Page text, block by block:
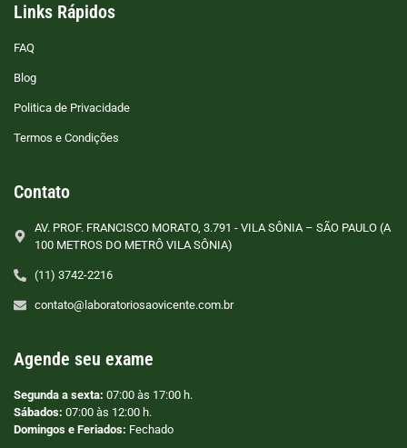
Links Rápidos
FAQ
Blog
Politica de Privacidade
Termos e Condições
Contato
AV. PROF. FRANCISCO MORATO, 3.791 - VILA SÔNIA – SÃO PAULO (A
100 METROS DO METRÔ VILA SÔNIA)
(11) 3742-2216
contato@laboratoriosaovicente.com.br
Agende seu exame
Segunda a sexta: 07:00 às 17:00 h.
Sábados: 07:00 às 12:00 h.
Domingos e Feriados: Fechado